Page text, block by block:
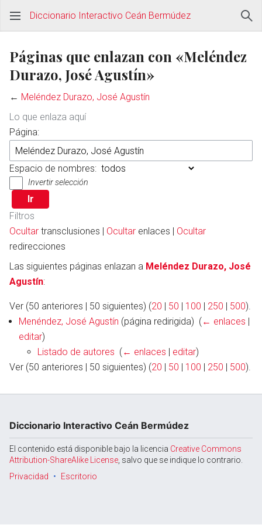
Abrir menú principal
Diccionario Interactivo Ceán Bermúdez
Páginas que enlazan con «Meléndez
Durazo, José Agustín»
← Meléndez Durazo, José Agustín
Lo que enlaza aquí
Página:
Espacio de nombres:
Invertir selección
Filtros
Ocultar transclusiones | Ocultar enlaces | Ocultar
redirecciones
Las siguientes páginas enlazan a Meléndez Durazo, José
Agustín:
Ver (50 anteriores | 50 siguientes) (20 | 50 | 100 | 250 | 500).
Menéndez, José Agustín (página redirigida) ‎ (← enlaces |
editar)
Listado de autores (← enlaces | editar)
Ver (50 anteriores | 50 siguientes) (20 | 50 | 100 | 250 | 500).
Diccionario Interactivo Ceán Bermúdez
El contenido está disponible bajo la licencia Creative Commons
Attribution-ShareAlike License , salvo que se indique lo contrario.
Privacidad
Escritorio